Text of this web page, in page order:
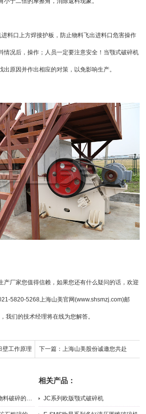
口上方焊接护板，防止物料飞出进料口危害操作
情况后，操作；人员一定要注意安全！当颚式破碎机
出原因并作出相应的对策，以免影响生产。
产厂家您值得信赖，如果您还有什么疑问的话，欢迎
5820-5268上海山美官网(www.shsmzj.com)邮
我们的技术经理将在线为您解答。
壁工作原理 下一篇：上海山美股份诚邀您共赴
反击式破碎机——中硬物料破碎的多面手
相关产品：
JC系列欧版颚式破碎机